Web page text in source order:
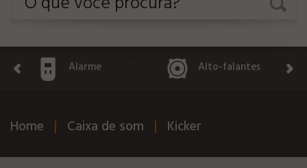
Alarme Alto-falantes
Home Caixa de som Kicker